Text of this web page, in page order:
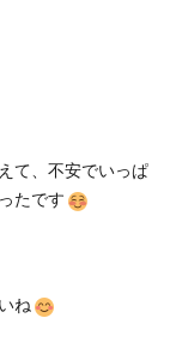
て、不安でいっぱ
たです
ね